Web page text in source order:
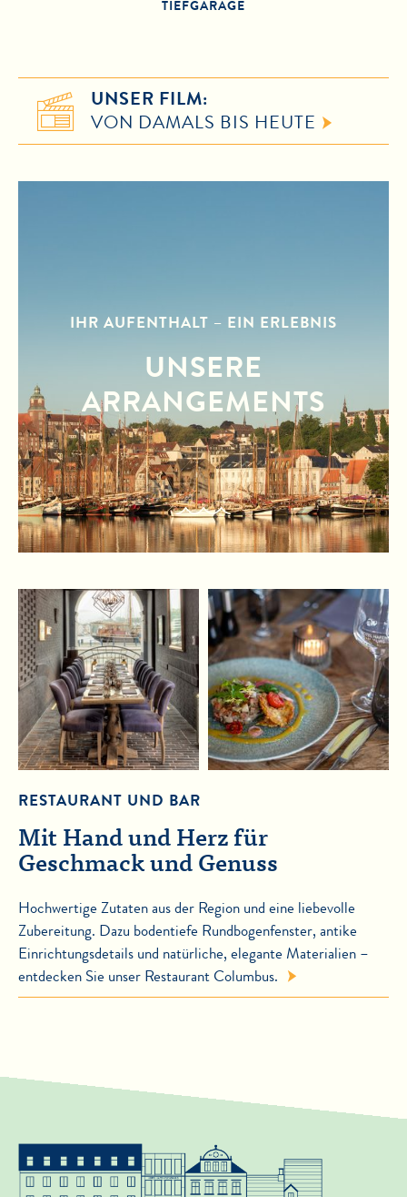
TIEFGARAGE
UNSER FILM:
VON DAMALS BIS HEUTE
IHR AUFENTHALT – EIN ERLEBNIS
UNSERE
ARRANGEMENTS
RESTAURANT UND BAR
Mit Hand und Herz für
Geschmack und Genuss
Hochwertige Zutaten aus der Region und eine liebevolle
Zubereitung. Dazu bodentiefe Rundbogenfenster, antike
Einrichtungsdetails und natürliche, elegante Materialien –
entdecken Sie unser Restaurant Columbus.